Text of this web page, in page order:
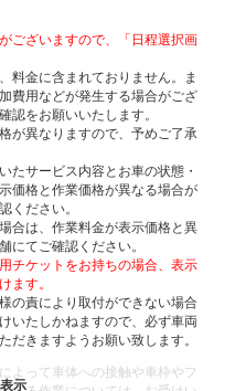
ございますので、「日程選択画
料金に含まれておりません。ま
費用などが発生する場合がござ
認をお願いいたします。
が異なりますので、予めご了承
たサービス内容とお車の状態・
価格と作業価格が異なる場合が
ください。
合は、作業料金が表示価格と異
にてご確認ください。
チケットをお持ちの場合、表示
ます。
の責により取付ができない場合
いたしかねますので、必ず車両
だきますようお願い致します。
よって車体への接触や車枠やフ